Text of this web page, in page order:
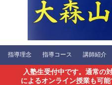
指導理念 指導コース 講師紹介
入塾生受付中です。通常の
によるオンライン授業も可